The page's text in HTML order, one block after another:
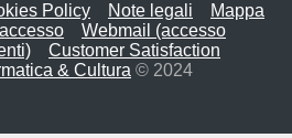
Policy Note legali
Mappa
Webmail (accesso
Customer Satisfaction
& Cultura © 2024